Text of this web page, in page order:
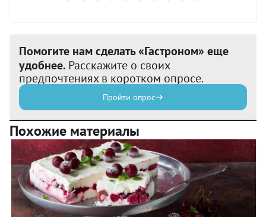
Помогите нам сделать «Гастроном» еще
удобнее. Расскажите о своих
предпочтениях в коротком опросе.
Пройти опрос
Похожие материалы